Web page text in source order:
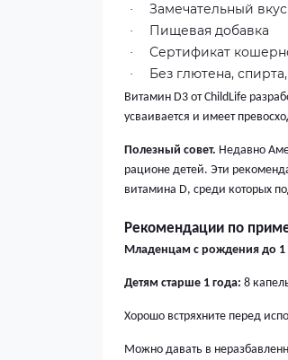
· Замечательный вкус
· Пищевая добавка
· Сертификат
· Без глютена,
Витамин D3 от ChildLife
усваивается и имеет
Полезный совет. Недавно
рационе детей. Эти
витамина D, среди которых
Рекомендации по
Младенцам с рождения до 1
Детям старше 1 года: 8
Хорошо встряхните перед
Можно давать в